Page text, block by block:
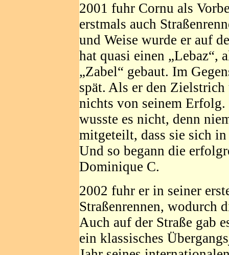
2001 fuhr Cornu als
erstmals auch
und Weise wurde er auf
hat quasi einen „Lebaz“,
„Zabel“ gebaut. Im
spät. Als er den
nichts von seinem
wusste es nicht, denn
mitgeteilt, dass sie sich
Und so begann die
Dominique C.
2002 fuhr er in seiner
Straßenrennen, wodurch
Auch auf der Straße gab
ein klassisches